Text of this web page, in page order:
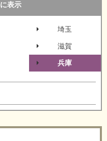
表示
埼玉
滋賀
兵庫